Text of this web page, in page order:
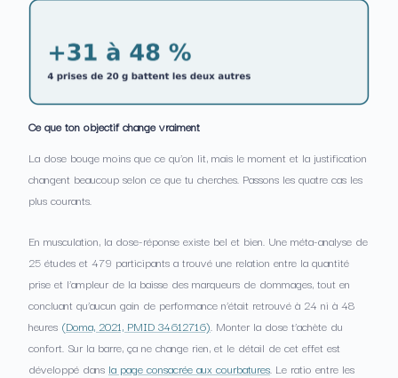
Ce que ton objectif change vraiment
La dose bouge moins que ce qu’on lit, mais le moment et la justification
changent beaucoup selon ce que tu cherches. Passons les quatre cas les
plus courants.
En musculation, la dose-réponse existe bel et bien. Une méta-analyse de
25 études et 479 participants a trouvé une relation entre la quantité
prise et l’ampleur de la baisse des marqueurs de dommages, tout en
concluant qu’aucun gain de performance n’était retrouvé à 24 ni à 48
heures (Doma, 2021, PMID 34612716) . Monter la dose t’achète du
confort. Sur la barre, ça ne change rien, et le détail de cet effet est
développé dans la page consacrée aux courbatures . Le ratio entre les